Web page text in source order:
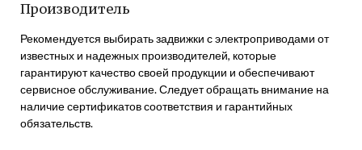
Производитель
Рекомендуется выбирать задвижки с электроприводами от
известных и надежных производителей, которые
гарантируют качество своей продукции и обеспечивают
сервисное обслуживание. Следует обращать внимание на
наличие сертификатов соответствия и гарантийных
обязательств.